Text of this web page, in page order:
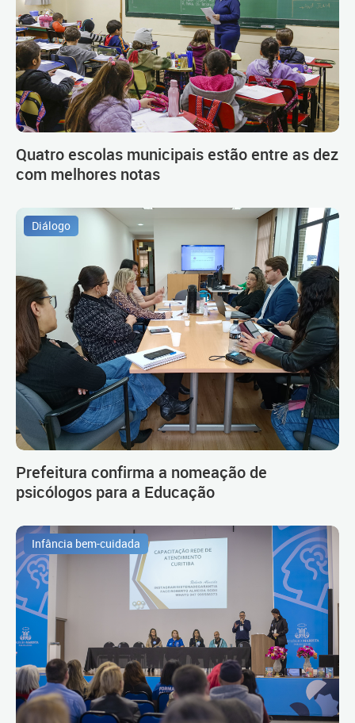
Quatro escolas municipais estão entre as dez
com melhores notas
Diálogo
Prefeitura confirma a nomeação de
psicólogos para a Educação
Infância bem-cuidada